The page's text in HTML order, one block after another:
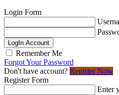
Login Form
LogIn Account
Remember Me
Forgot Your Password
Don't have account? Register Now
Register Form
Enter